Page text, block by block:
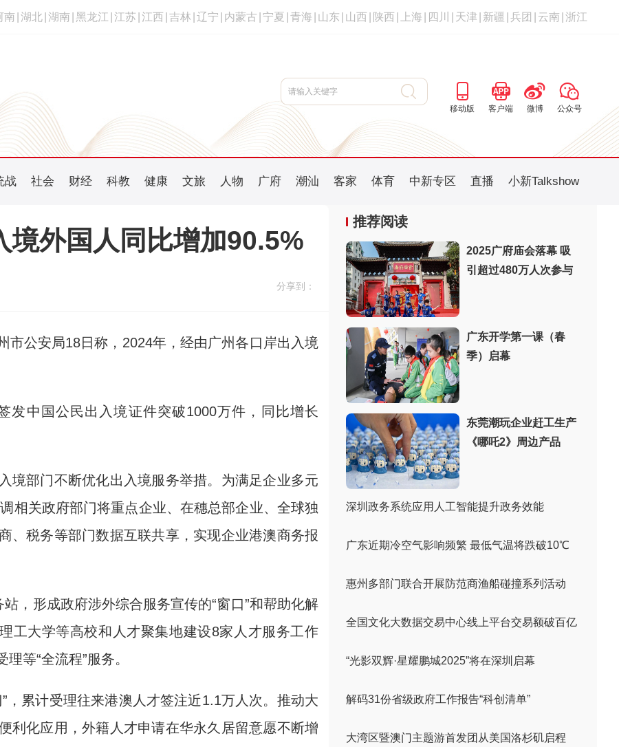
南 湖北 湖南 黑龙江 江苏 江西 吉林 辽宁 内蒙古 宁夏 青海 山东 山西 陕西 上海 四川 天津 新疆 兵团 云南 浙江
移动版 客户端 微博 公众号
战 社会 财经 科教 健康 文旅 人物 广府 潮汕 客家 体育 中新专区 直播 小新Talkshow
境外国人同比增加90.5%
分享到：
公安局18日称，2024年，经由广州各口岸出入境
中国公民出入境证件突破1000万件，同比增长
部门不断优化出入境服务举措。为满足企业多元
相关政府部门将重点企业、在穗总部企业、全球独
、税务等部门数据互联共享，实现企业港澳商务报
形成政府涉外综合服务宣传的“窗口”和帮助化解
工大学等高校和人才聚集地建设8家人才服务工作
等“全流程”服务。
累计受理往来港澳人才签注近1.1万人次。推动大
利化应用，外籍人才申请在华永久居留意愿不断增
推荐阅读
2025广府庙会落幕 吸
引超过480万人次参与
广东开学第一课（春
季）启幕
东莞潮玩企业赶工生产
《哪吒2》周边产品
深圳政务系统应用人工智能提升政务效能
广东近期冷空气影响频繁 最低气温将跌破10℃
惠州多部门联合开展防范商渔船碰撞系列活动
全国文化大数据交易中心线上平台交易额破百亿
“光影双辉·星耀鹏城2025”将在深圳启幕
解码31份省级政府工作报告“科创清单”
大湾区暨澳门主题游首发团从美国洛杉矶启程